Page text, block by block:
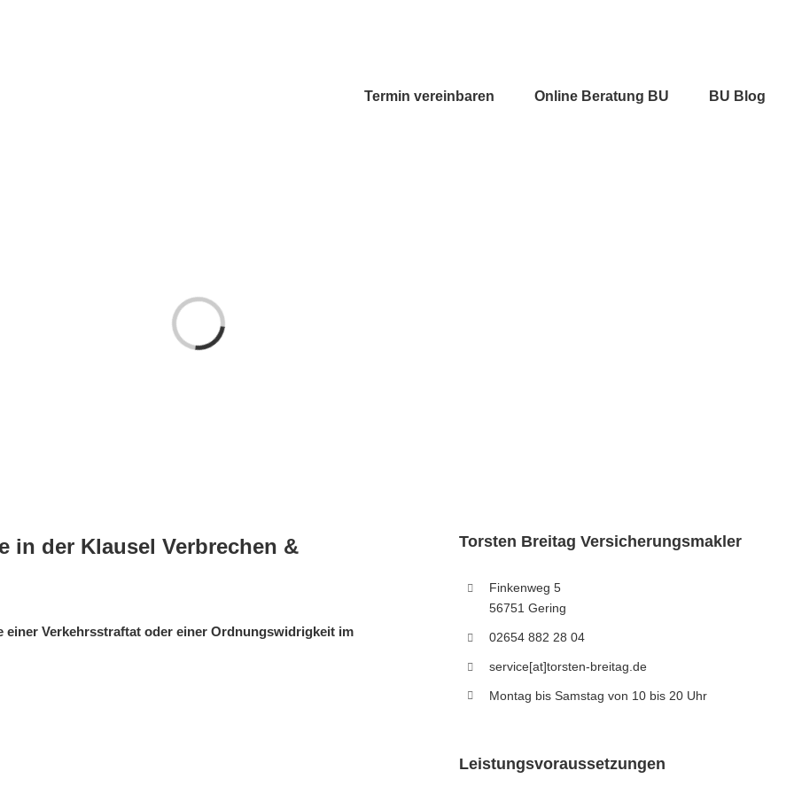
Termin vereinbaren Online Beratung BU BU Blog
Laden...
in der Klausel Verbrechen &
Verkehrsstraftat oder einer Ordnungswidrigkeit im
Torsten Breitag Versicherungsmakler
Finkenweg 5
56751 Gering
02654 882 28 04
service[at]torsten-breitag.de
Montag bis Samstag von 10 bis 20 Uhr
Leistungsvoraussetzungen